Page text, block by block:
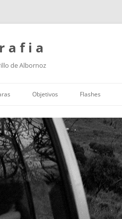
a f i a
de Albornoz
Objetivos Flashes